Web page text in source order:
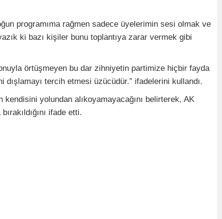
programıma rağmen sadece üyelerimin sesi olmak ve
ki bazı kişiler bunu toplantıya zarar vermek gibi
örtüşmeyen bu dar zihniyetin partimize hiçbir fayda
dışlamayı tercih etmesi üzücüdür.” ifadelerini kullandı.
yolundan alıkoyamayacağını belirterek, AK
ifade etti.